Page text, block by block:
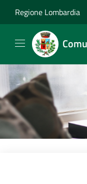
Regione Lombardia